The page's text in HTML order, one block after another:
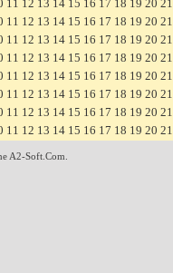
11 12 13 14 15 16 17 18 19 20 21
11 12 13 14 15 16 17 18 19 20 21
11 12 13 14 15 16 17 18 19 20 21
11 12 13 14 15 16 17 18 19 20 21
11 12 13 14 15 16 17 18 19 20 21
11 12 13 14 15 16 17 18 19 20 21
11 12 13 14 15 16 17 18 19 20 21
11 12 13 14 15 16 17 18 19 20 21
A2-Soft.Com.